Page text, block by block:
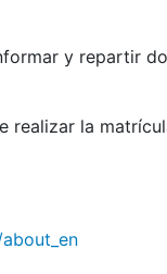
y repartir
realizar la